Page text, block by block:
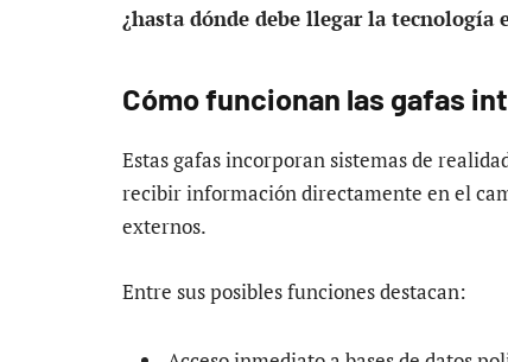
¿hasta dónde debe llegar la
Cómo funcionan las gafas
Estas gafas incorporan sistemas de
recibir información directamente en el
externos.
Entre sus posibles funciones destacan: